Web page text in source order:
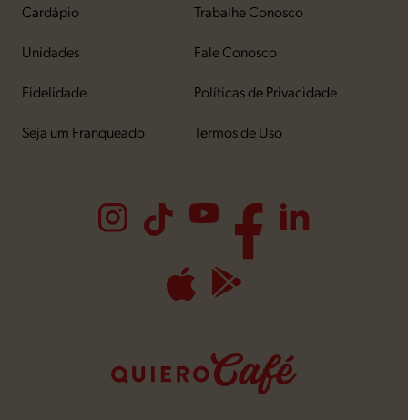
Cardápio
Unidades
Fidelidade
Seja um Franqueado
Trabalhe Conosco
Fale Conosco
Políticas de Privacidade
Termos de Uso